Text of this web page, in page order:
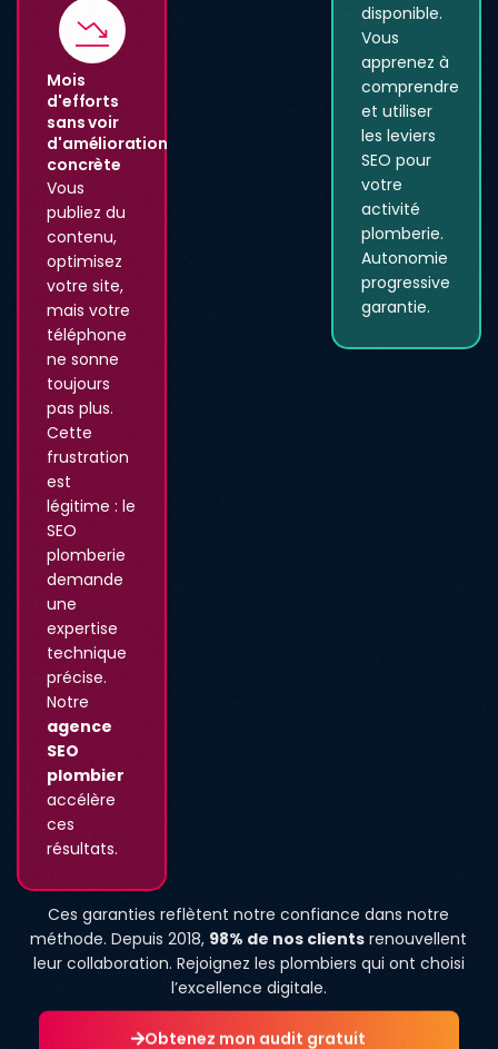
Mois
d'efforts
sans voir
d'amélioration
concrète
Vous
publiez du
contenu,
optimisez
votre site,
mais votre
téléphone
ne sonne
toujours
pas plus.
Cette
frustration
est
légitime : le
SEO
plomberie
demande
une
expertise
technique
précise.
Notre
agence
SEO
plombier
accélère
ces
résultats.
disponible.
Vous
apprenez à
comprendre
et utiliser
les leviers
SEO pour
votre
activité
plomberie.
Autonomie
progressive
garantie.
Ces garanties reflètent notre confiance dans notre
méthode. Depuis 2018, 98% de nos clients renouvellent
leur collaboration. Rejoignez les plombiers qui ont choisi
l’excellence digitale.
Obtenez mon audit gratuit